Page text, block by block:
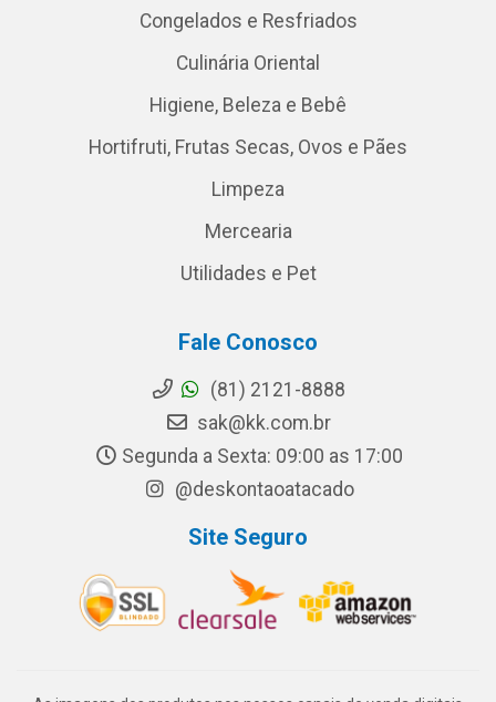
Congelados e Resfriados
Culinária Oriental
Higiene, Beleza e Bebê
Hortifruti, Frutas Secas, Ovos e Pães
Limpeza
Mercearia
Utilidades e Pet
Fale Conosco
(81) 2121-8888
sak@kk.com.br
Segunda a Sexta: 09:00 as 17:00
@deskontaoatacado
Site Seguro